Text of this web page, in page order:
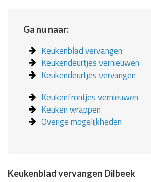
Ga nu naar:
Keukenblad vervangen
Keukendeurtjes vernieuwen
Keukendeurtjes vervangen
Keukenfrontjes vernieuwen
Keuken wrappen
Overige mogelijkheden
Keukenblad vervangen Dilbeek